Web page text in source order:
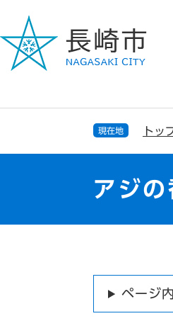
ジ
で
ュ
ば
現在地 トッ
アジ
ページ